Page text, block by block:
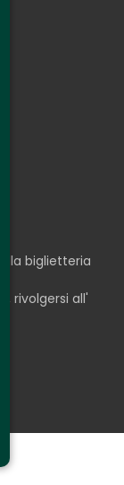
biglietteria
rivolgersi all'